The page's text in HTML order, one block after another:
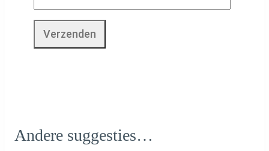
Andere suggesties…